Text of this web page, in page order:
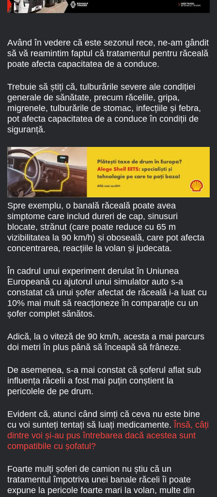
Având în vedere că este sezonul rece, ne-am gândit
să vă reamintim faptul că tratamentul pentru răceală
poate afecta capacitatea de a conduce.
Trebuie să știți că, tulburările severe ale condiției
generale de sănătate, precum răcelile, gripa,
migrenele, tulburările de stomac, infecțiile și febra,
pot afecta capacitatea de a conduce în condiții de
siguranță.
Spre exemplu, o banală răceală poate avea
simptome care includ dureri de cap, sinusuri
blocate, strănut (care poate reduce cu 65 m
vizibilitatea la 90 km/h) și oboseală, care pot afecta
concentrarea, reacțiile la volan și judecata.
În cadrul unui experiment derulat în Uniunea
Europeană cu ajutorul unui simulator auto s-a
constatat că unui șofer afectat de răceală i-a luat cu
10% mai mult să reacționeze în comparație cu un
șofer complet sănătos.
Adică, la o viteză de 90 km/h, acesta a mai parcurs
doi metri în plus până să înceapă să frâneze.
De asemenea, s-a mai constat că șoferul aflat sub
influența răcelii a fost mai puțin conștient la
pericolele de pe drum.
Evident că, atunci când simți că ceva nu este bine
cu voi sunteți tentați să luați medicamente. Însă, câți
dintre voi și-au pus întrebarea dacă acestea sunt
compatibile cu șofatul?
Foarte mulți șoferi de camion nu știu că un
tratamentul împotriva unei banale răceli îi poate
expune la pericole foarte mari la volan, multe din